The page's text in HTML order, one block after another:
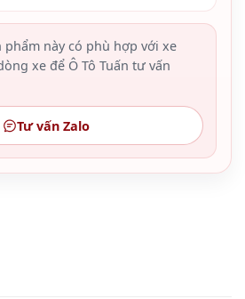
phẩm này có phù hợp với xe
xe để Ô Tô Tuấn tư vấn
Tư vấn Zalo